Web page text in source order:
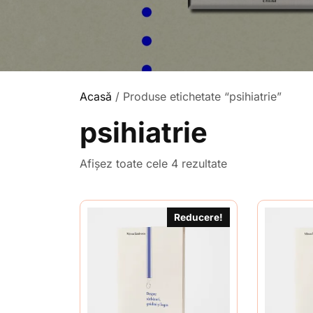
Acasă / Produse etichetate “psihiatrie”
psihiatrie
Afișez toate cele 4 rezultateSortat
cele
recente
Reducere!